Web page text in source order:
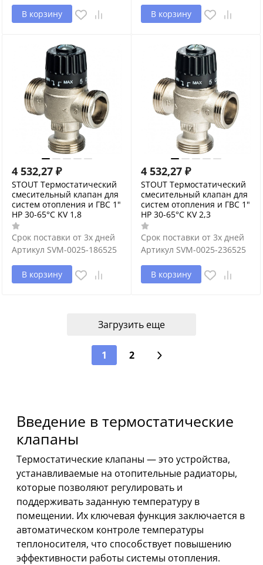
В корзину В корзину
4 532,27 ₽
STOUT Термостатический
смесительный клапан для
систем отопления и ГВС 1"
НР 30-65°С KV 1,8
Срок поставки от 3х дней
Артикул SVM-0025-186525
В корзину
4 532,27 ₽
STOUT Термостатический
смесительный клапан для
систем отопления и ГВС 1"
НР 30-65°С KV 2,3
Срок поставки от 3х дней
Артикул SVM-0025-236525
В корзину
Загрузить еще
1 2
Введение в термостатические
клапаны
Термостатические клапаны — это устройства,
устанавливаемые на отопительные радиаторы,
которые позволяют регулировать и
поддерживать заданную температуру в
помещении. Их ключевая функция заключается в
автоматическом контроле температуры
теплоносителя, что способствует повышению
эффективности работы системы отопления.